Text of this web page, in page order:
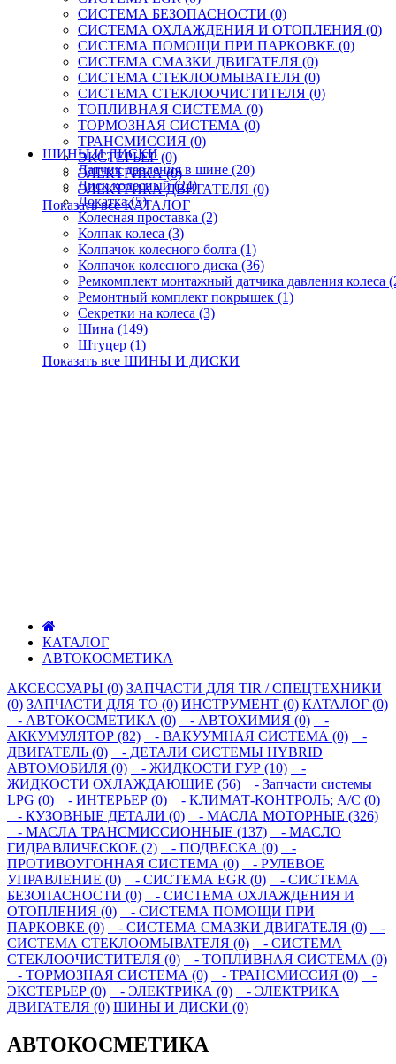
СИСТЕМА БЕЗОПАСНОСТИ (0)
СИСТЕМА ОХЛАЖДЕНИЯ И ОТОПЛЕНИЯ (0)
СИСТЕМА ПОМОЩИ ПРИ ПАРКОВКЕ (0)
СИСТЕМА СМАЗКИ ДВИГАТЕЛЯ (0)
СИСТЕМА СТЕКЛООМЫВАТЕЛЯ (0)
СИСТЕМА СТЕКЛООЧИСТИТЕЛЯ (0)
ТОПЛИВНАЯ СИСТЕМА (0)
ТОРМОЗНАЯ СИСТЕМА (0)
ТРАНСМИССИЯ (0)
ЭКСТЕРЬЕР (0)
ЭЛЕКТРИКА (0)
ЭЛЕКТРИКА ДВИГАТЕЛЯ (0)
Показать все КАТАЛОГ
ШИНЫ И ДИСКИ
Датчик давления в шине (20)
Диск колесный (24)
Докатка (5)
Колесная проставка (2)
Колпак колеса (3)
Колпачок колесного болта (1)
Колпачок колесного диска (36)
Ремкомплект монтажный датчика давления колеса
Ремонтный комплект покрышек (1)
Секретки на колеса (3)
Шина (149)
Штуцер (1)
Показать все ШИНЫ И ДИСКИ
КАТАЛОГ
АВТОКОСМЕТИКА
АКСЕССУАРЫ (0) ЗАПЧАСТИ ДЛЯ TIR / СПЕЦТЕХНИКИ
(0) ЗАПЧАСТИ ДЛЯ ТО (0) ИНСТРУМЕНТ (0) КАТАЛОГ (0)
- АВТОКОСМЕТИКА (0)
- АВТОХИМИЯ (0)
-
АККУМУЛЯТОР (82)
- ВАКУУМНАЯ СИСТЕМА (0)
-
ДВИГАТЕЛЬ (0)
- ДЕТАЛИ СИСТЕМЫ HYBRID
АВТОМОБИЛЯ (0)
- ЖИДКОСТИ ГУР (10)
-
ЖИДКОСТИ ОХЛАЖДАЮЩИЕ (56)
- Запчасти системы
LPG (0)
- ИНТЕРЬЕР (0)
- КЛИМАТ-КОНТРОЛЬ; A/C (0)
- КУЗОВНЫЕ ДЕТАЛИ (0)
- МАСЛА МОТОРНЫЕ (326)
- МАСЛА ТРАНСМИССИОННЫЕ (137)
- МАСЛО
ГИДРАВЛИЧЕСКОЕ (2)
- ПОДВЕСКА (0)
-
ПРОТИВОУГОННАЯ СИСТЕМА (0)
- РУЛЕВОЕ
УПРАВЛЕНИЕ (0)
- СИСТЕМА EGR (0)
- СИСТЕМА
БЕЗОПАСНОСТИ (0)
- СИСТЕМА ОХЛАЖДЕНИЯ И
ОТОПЛЕНИЯ (0)
- СИСТЕМА ПОМОЩИ ПРИ
ПАРКОВКЕ (0)
- СИСТЕМА СМАЗКИ ДВИГАТЕЛЯ (0)
-
СИСТЕМА СТЕКЛООМЫВАТЕЛЯ (0)
- СИСТЕМА
СТЕКЛООЧИСТИТЕЛЯ (0)
- ТОПЛИВНАЯ СИСТЕМА (0)
- ТОРМОЗНАЯ СИСТЕМА (0)
- ТРАНСМИССИЯ (0)
-
ЭКСТЕРЬЕР (0)
- ЭЛЕКТРИКА (0)
- ЭЛЕКТРИКА
ДВИГАТЕЛЯ (0) ШИНЫ И ДИСКИ (0)
АВТОКОСМЕТИКА